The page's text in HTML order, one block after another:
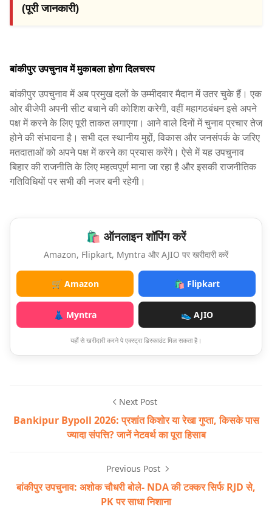
(पूरी जानकारी)
बांकीपुर उपचुनाव में मुकाबला होगा दिलचस्प
बांकीपुर उपचुनाव में अब प्रमुख दलों के उम्मीदवार मैदान में उतर चुके हैं। एक
ओर बीजेपी अपनी सीट बचाने की कोशिश करेगी, वहीं महागठबंधन इसे अपने
पक्ष में करने के लिए पूरी ताकत लगाएगा। आने वाले दिनों में चुनाव प्रचार तेज
होने की संभावना है। सभी दल स्थानीय मुद्दों, विकास और जनसंपर्क के जरिए
मतदाताओं को अपने पक्ष में करने का प्रयास करेंगे। ऐसे में यह उपचुनाव
बिहार की राजनीति के लिए महत्वपूर्ण माना जा रहा है और इसकी राजनीतिक
गतिविधियों पर सभी की नजर बनी रहेगी।
🛍️ ऑनलाइन शॉपिंग करें
Amazon, Flipkart, Myntra और AJIO पर खरीदारी करें
🛒 Amazon 🛍️ Flipkart
👗 Myntra 👟 AJIO
यहाँ से खरीदारी करने पे एक्स्ट्रा डिस्काउंट मिल सकता है।
Next Post
Bankipur Bypoll 2026: प्रशांत किशोर या रेखा गुप्ता, किसके पास
ज्यादा संपत्ति? जानें नेटवर्थ का पूरा हिसाब
Previous Post
बांकीपुर उपचुनाव: अशोक चौधरी बोले- NDA की टक्कर सिर्फ RJD से,
PK पर साधा निशाना